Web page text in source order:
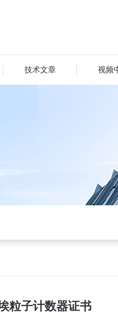
技术文章 视频
粒子计数器证书